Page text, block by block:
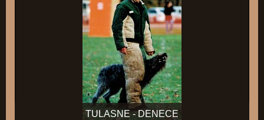
TULASNE - DENECE